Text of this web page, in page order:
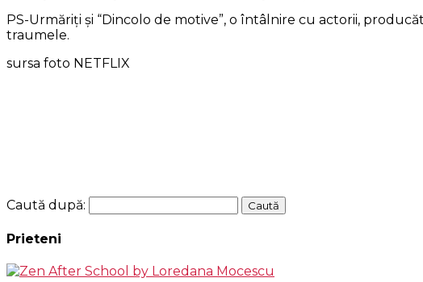
PS-Urmăriţi şi “Dincolo de motive”, o întâlnire cu actorii,
traumele.
sursa foto NETFLIX
Caută după:
Prieteni